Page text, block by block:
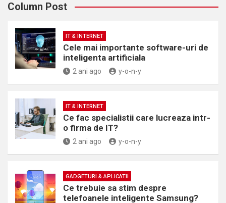
Column Post
IT & INTERNET
Cele mai importante software-uri de
inteligenta artificiala
2 ani ago y-o-n-y
IT & INTERNET
Ce fac specialistii care lucreaza intr-
o firma de IT?
2 ani ago y-o-n-y
GADGETURI & APLICATII
Ce trebuie sa stim despre
telefoanele inteligente Samsung?